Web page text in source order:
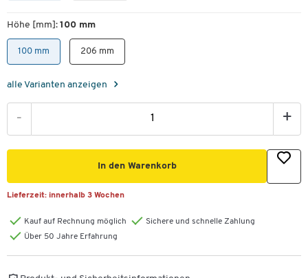
Höhe [mm]: 100 mm
100 mm 206 mm
alle Varianten anzeigen
- +
In den Warenkorb
Lieferzeit: innerhalb 3 Wochen
Kauf auf Rechnung möglich
Sichere und schnelle Zahlung
Über 50 Jahre Erfahrung